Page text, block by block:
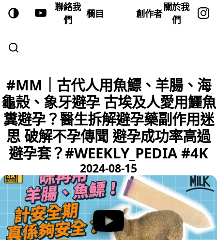
聯絡我
們
欄目 創作者
關於我
們
#MM｜古代人用魚鰾、羊腸、海
龜殼、象牙避孕 古埃及人愛用鱷魚
糞避孕？醫生拆解避孕藥副作用迷
思 破解不孕傳聞 避孕成功率高過
避孕套？#WEEKLY_PEDIA #4K
2024-08-15